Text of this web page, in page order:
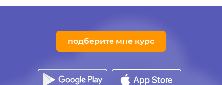
подберите мне курс